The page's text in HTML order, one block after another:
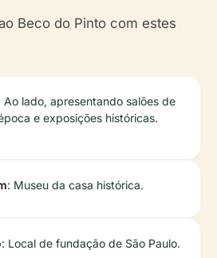
Beco do Pinto com estes
Ao lado, apresentando salões de
e exposições históricas.
: Museu da casa histórica.
: Local de fundação de São Paulo.